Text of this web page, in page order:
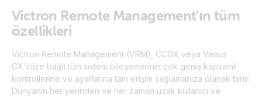
Victron Remote Management'ın tüm
özellikleri
Victron Remote Management (VRM), CCGX veya Venus
GX'inize bağlı tüm sistem bileşenlerinin çok geniş kapsamlı
kontrollerine ve ayarlarına tam erişim sağlamanıza olanak tanır.
Dünyanın her yerinden ve her zaman uzak kullanıcı ve